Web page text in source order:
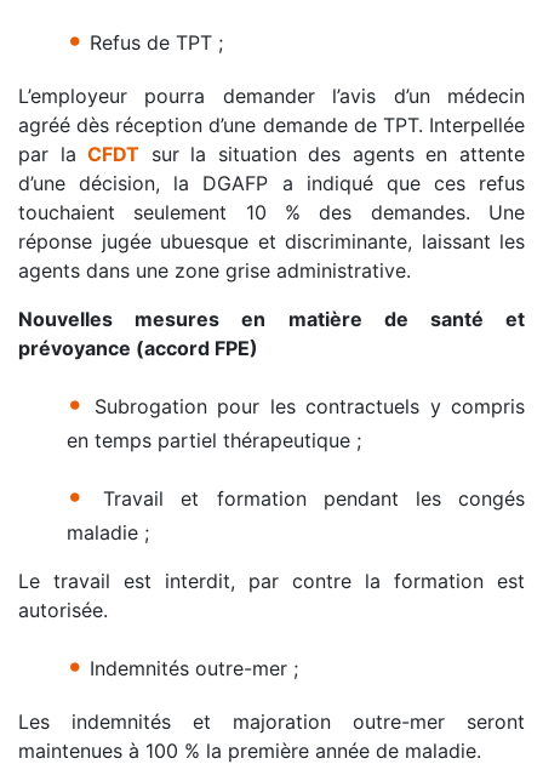
• Refus de TPT ;
L’employeur pourra demander l’avis d’un médecin
agréé dès réception d’une demande de TPT. Interpellée
par laCFDT sur la situation des agents en attente
d’une décision, la DGAFP a indiqué que ces refus
touchaient seulement 10 % des demandes. Une
réponse jugée ubuesque et discriminante, laissant les
agents dans une zone grise administrative.
Nouvelles mesures en matière de santé et
prévoyance (accord FPE)
•
Subrogation pour les contractuels y compris
en temps partiel thérapeutique ;
•Travail et formation pendant les congés
maladie ;
Le travail est interdit, par contre la formation est
autorisée.
• Indemnités outre-mer ;
Les indemnités et majoration outre-mer seront
maintenues à 100 % la première année de maladie.